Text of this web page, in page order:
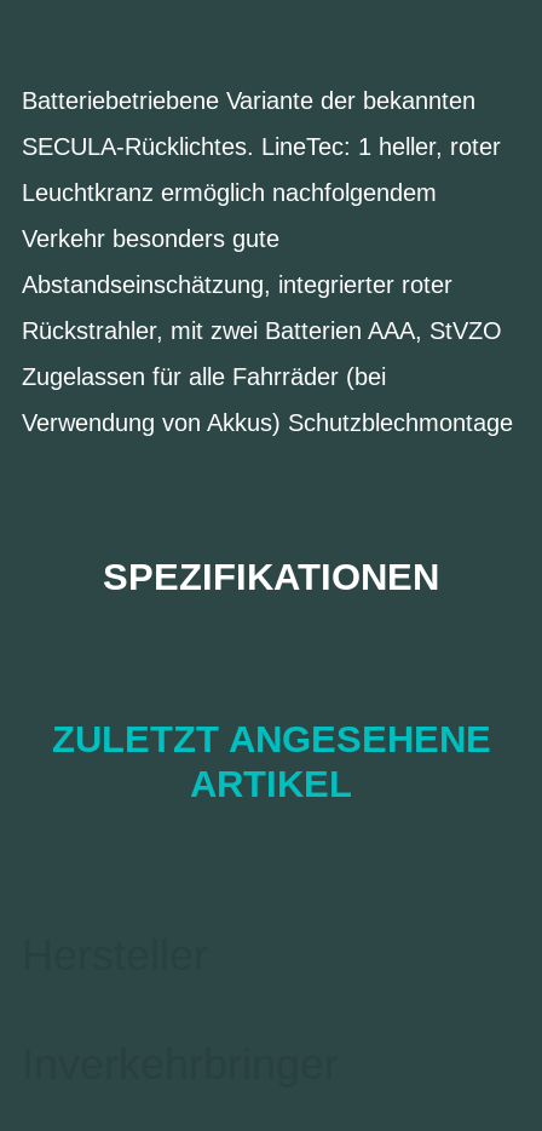
Batteriebetriebene Variante der bekannten
SECULA-Rücklichtes. LineTec: 1 heller, roter
Leuchtkranz ermöglich nachfolgendem
Verkehr besonders gute
Abstandseinschätzung, integrierter roter
Rückstrahler, mit zwei Batterien AAA, StVZO
Zugelassen für alle Fahrräder (bei
Verwendung von Akkus) Schutzblechmontage
SPEZIFIKATIONEN
ZULETZT ANGESEHENE
ARTIKEL